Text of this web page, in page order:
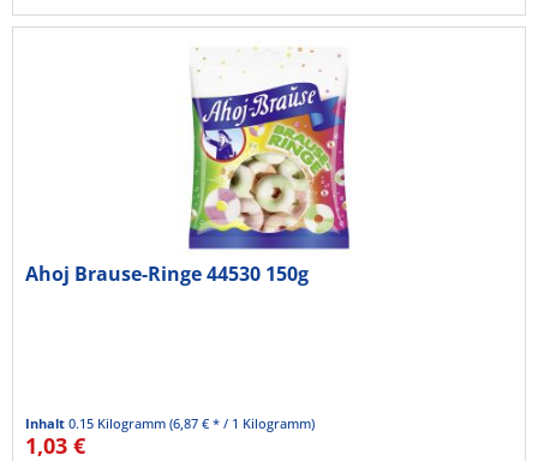
Ahoj Brause-Ringe 44530 150g
Inhalt0.15 Kilogramm(6,87 € * / 1 Kilogramm)
1,03 €